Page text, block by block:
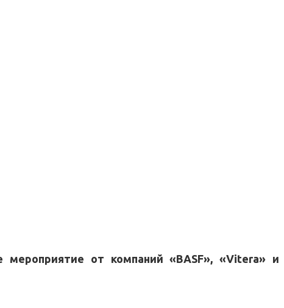
от компаний «BASF», «Vitera» и